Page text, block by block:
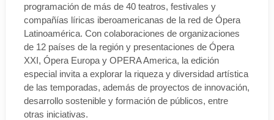
programación de más de 40 teatros, festivales y
compañías líricas iberoamericanas de la red de Ópera
Latinoamérica. Con colaboraciones de organizaciones
de 12 países de la región y presentaciones de Ópera
XXI, Ópera Europa y OPERA America, la edición
especial invita a explorar la riqueza y diversidad artística
de las temporadas, además de proyectos de innovación,
desarrollo sostenible y formación de públicos, entre
otras iniciativas.